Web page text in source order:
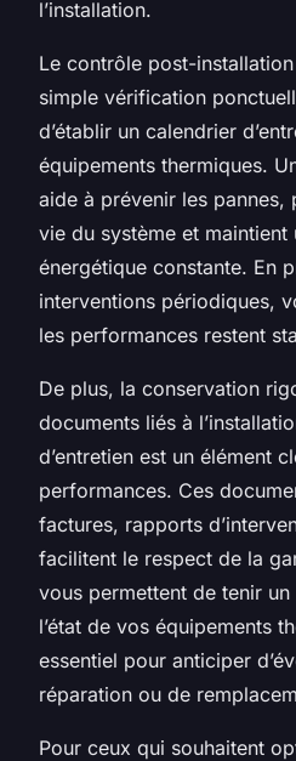
l’installation.
Le contrôle post-
simple vérification
d’établir un calendrier
équipements thermiques.
aide à prévenir les pannes,
vie du système et maintient
énergétique constante. En
interventions périodiques,
les performances restent
De plus, la conservation
documents liés à
d’entretien est un élément
performances. Ces
factures, rapports
facilitent le respect de la
vous permettent de tenir
l’état de vos équipements
essentiel pour anticiper
réparation ou de
Pour ceux qui souhaitent